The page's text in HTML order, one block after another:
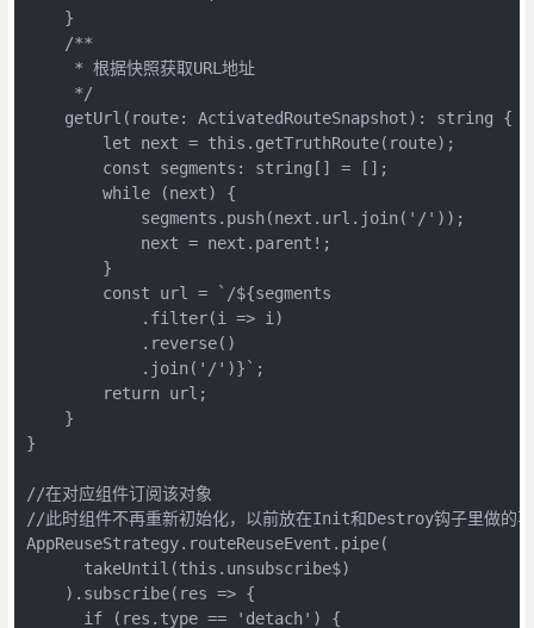
    }
    /**
     * 根据快照获取URL地址
     */
    getUrl(route: ActivatedRouteSnapshot): string {
        let next = this.getTruthRoute(route);
        const segments: string[] = [];
        while (next) {
            segments.push(next.url.join('/'));
            next = next.parent!;
        }
        const url = `/${segments
            .filter(i => i)
            .reverse()
            .join('/')}`;
        return url;
    }
}
//在对应组件订阅该对象
//此时组件不再重新初始化，以前放在Init和Destroy钩子里做的
AppReuseStrategy.routeReuseEvent.pipe(
      takeUntil(this.unsubscribe$)
    ).subscribe(res => {
      if (res.type == 'detach') {